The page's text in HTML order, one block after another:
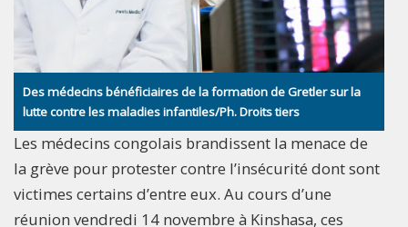
Des médecins bénéficiaires de la formation de Gretler sur la
lutte contre les maladies infantiles/Ph. Droits tiers
Les médecins congolais brandissent la menace de
la grève pour protester contre l’insécurité dont sont
victimes certains d’entre eux. Au cours d’une
réunion vendredi 14 novembre à Kinshasa, ces